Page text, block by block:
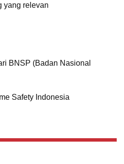
yang relevan
BNSP (Badan Nasional
Safety Indonesia